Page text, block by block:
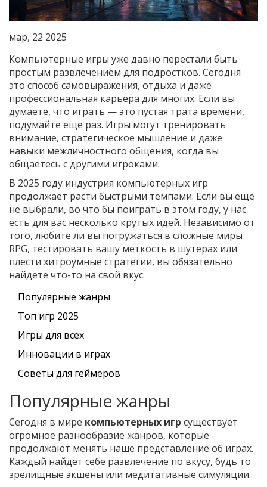
мар, 22 2025
Компьютерные игры уже давно перестали быть
простым развлечением для подростков. Сегодня
это способ самовыражения, отдыха и даже
профессиональная карьера для многих. Если вы
думаете, что играть — это пустая трата времени,
подумайте еще раз. Игры могут тренировать
внимание, стратегическое мышление и даже
навыки межличностного общения, когда вы
общаетесь с другими игроками.
В 2025 году индустрия компьютерных игр
продолжает расти быстрыми темпами. Если вы еще
не выбрали, во что бы поиграть в этом году, у нас
есть для вас несколько крутых идей. Независимо от
того, любите ли вы погружаться в сложные миры
RPG, тестировать вашу меткость в шутерах или
плести хитроумные стратегии, вы обязательно
найдете что-то на свой вкус.
Популярные жанры
Топ игр 2025
Игры для всех
Инновации в играх
Советы для геймеров
Популярные жанры
Сегодня в мире компьютерных игр существует
огромное разнообразие жанров, которые
продолжают менять наше представление об играх.
Каждый найдет себе развлечение по вкусу, будь то
зрелищные экшены или медитативные симуляции.